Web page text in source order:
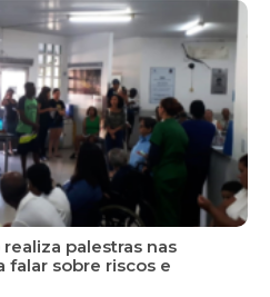
palestras nas
falar sobre riscos e